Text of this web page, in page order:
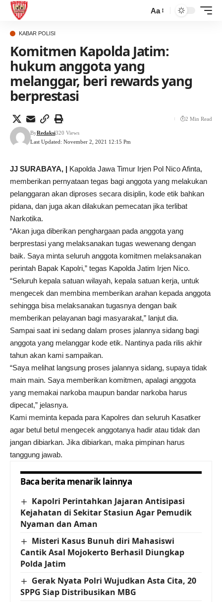
Aa
KABAR POLISI
Komitmen Kapolda Jatim:
hukum anggota yang
melanggar, beri rewards yang
berprestasi
Last Updated: November 2, 2021 12:15 Pm
ByRedaksi320 Views
2 Min Read
JJ SURABAYA, | Kapolda Jawa Timur Irjen Pol Nico Afinta,
memberikan pernyataan tegas bagi anggota yang melakukan
pelanggaran akan diproses secara disiplin, kode etik bahkan
pidana, dan juga akan dilakukan pemecatan jika terlibat
Narkotika.
“Akan juga diberikan penghargaan pada anggota yang
berprestasi yang melaksanakan tugas wewenang dengan
baik. Saya minta seluruh anggota komitmen melaksanakan
perintah Bapak Kapolri,” tegas Kapolda Jatim Irjen Nico.
“Seluruh kepala satuan wilayah, kepala satuan kerja, untuk
mengecek dan membina memberikan arahan kepada anggota
sehingga bisa melaksanakan tugasnya dengan baik
memberikan pelayanan bagi masyarakat,” lanjut dia.
Sampai saat ini sedang dalam proses jalannya sidang bagi
anggota yang melanggar kode etik. Nantinya pada rilis akhir
tahun akan kami sampaikan.
“Saya melihat langsung proses jalannya sidang, supaya tidak
main main. Saya memberikan komitmen, apalagi anggota
yang memakai narkoba maupun bandar narkoba harus
dipecat,” jelasnya.
Kami meminta kepada para Kapolres dan seluruh Kasatker
agar betul betul mengecek anggotanya hadir atau tidak dan
jangan dibiarkan. Jika dibiarkan, maka pimpinan harus
tanggung jawab.
Baca berita menarik lainnya
Kapolri Perintahkan Jajaran Antisipasi
Kejahatan di Sekitar Stasiun Agar Pemudik
Nyaman dan Aman
Misteri Kasus Bunuh diri Mahasiswi
Cantik Asal Mojokerto Berhasil Diungkap
Polda Jatim
Gerak Nyata Polri Wujudkan Asta Cita, 20
SPPG Siap Distribusikan MBG